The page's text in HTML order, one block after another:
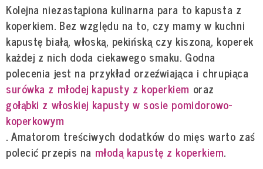
Kolejna niezastąpiona kulinarna para to kapusta z
koperkiem. Bez względu na to, czy mamy w kuchni
kapustę białą, włoską, pekińską czy kiszoną, koperek
każdej z nich doda ciekawego smaku. Godna
polecenia jest na przykład orzeźwiająca i chrupiąca
surówka z młodej kapusty z koperkiem oraz
gołąbki z włoskiej kapusty w sosie pomidorowo-
koperkowym
. Amatorom treściwych dodatków do mięs warto zaś
polecić przepis na młodą kapustę z koperkiem.